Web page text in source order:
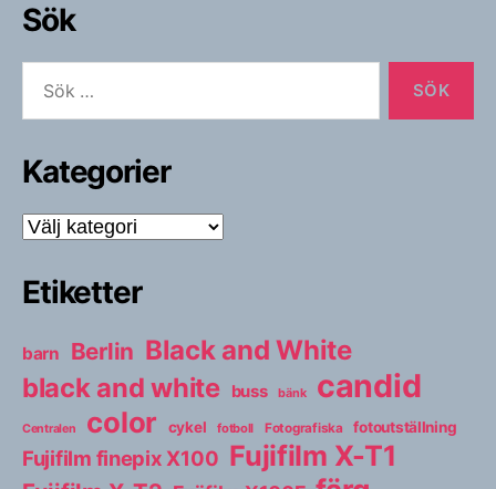
Sök
efter:
Kategorier
Kategorier
Etiketter
barn Berlin Black and White
black and white
buss bänk candid
Centralen color cykel fotboll Fotografiska fotoutställning
Fujifilm finepix X100 Fujifilm X-T1